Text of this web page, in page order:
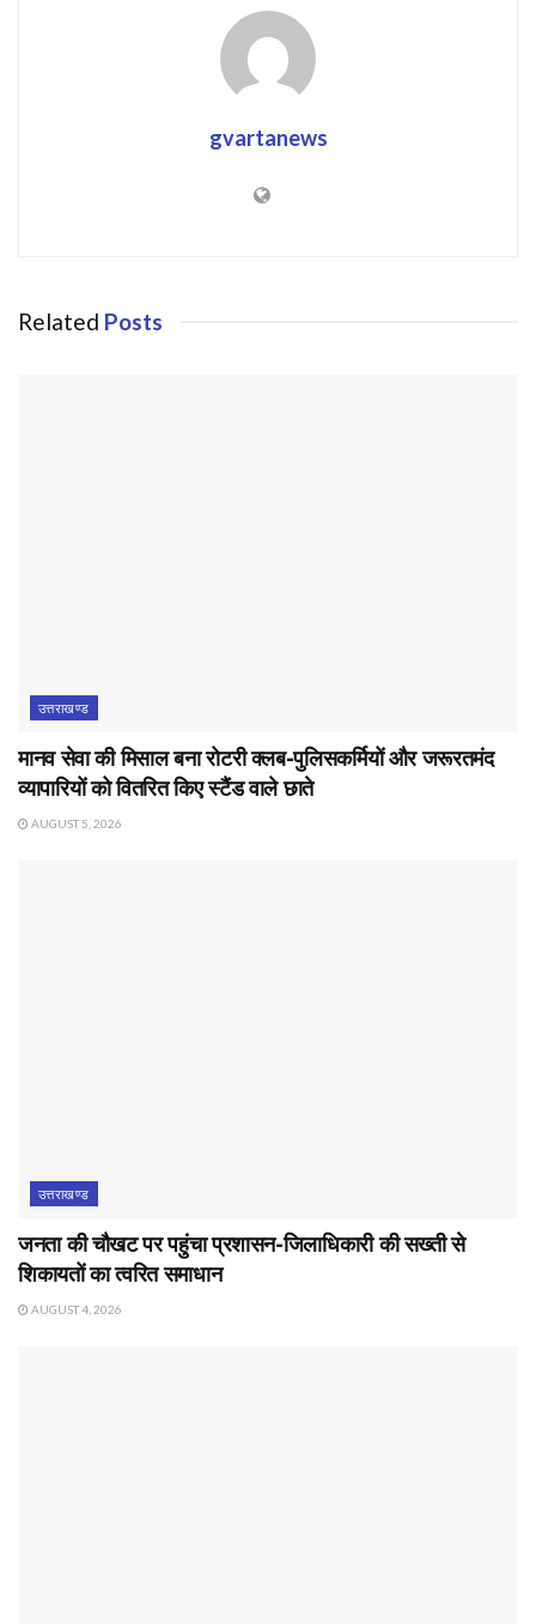
gvartanews
Related Posts
उत्तराखण्ड
मानव सेवा की मिसाल बना रोटरी क्लब-पुलिसकर्मियों और जरूरतमंद
व्यापारियों को वितरित किए स्टैंड वाले छाते
AUGUST 5, 2026
उत्तराखण्ड
जनता की चौखट पर पहुंचा प्रशासन-जिलाधिकारी की सख्ती से
शिकायतों का त्वरित समाधान
AUGUST 4, 2026